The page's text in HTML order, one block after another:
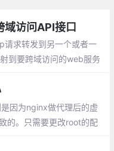
域访问API接口
求转发到另一个或者一
到要跨域访问的web服务
因为nginx做代理后的虚
的。只需要更改root的配